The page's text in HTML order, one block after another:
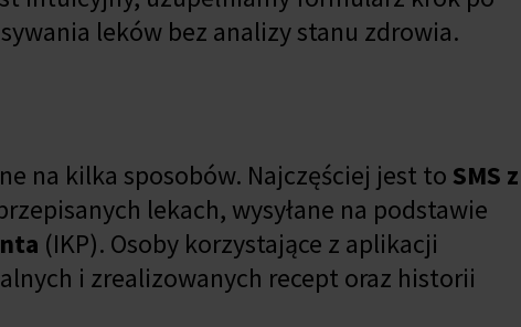
leków bez analizy stanu zdrowia.
na kilka sposobów. Najczęściej jest to SMS z
lekach, wysyłane na podstawie
(IKP). Osoby korzystające z aplikacji
i zrealizowanych recept oraz historii